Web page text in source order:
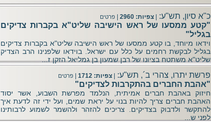
כ"א סיון, תש"ע: | צפיות: 2960 | פרטים
"קטע ממסעו של ראש הישיבה שליט"א בקברות צדיקים
בגליל"
וידאו מיוחד, בו קטע ממסעו של ראש הישיבה שליט"א בקברות צדיקים
בגליל לבקשת רחמים על כלל עם ישראל. בוידאו שלפנינו הרב הצדיק
שליט"א משתטח בציונו של רבן שמעון בן גמליאל הזקן ז...
פרשת יתרו, צהרי ב´, תש"ע: | צפיות: 1712 | פרטים
"אהבת החברים בהתקרבות לצדיקים"
חיזוק באהבת חברים אמיתית, הנלמד מפרשת השבוע, אשר יסוד
האהבת חברים צריך להיות בנוי על יראת שמים, ועל ידי זה לדעת איך
להתקשר ולדבוק בצדיקים. צריכים להזהר ולהשמר לשמוע לרבותינו
לפני ש...